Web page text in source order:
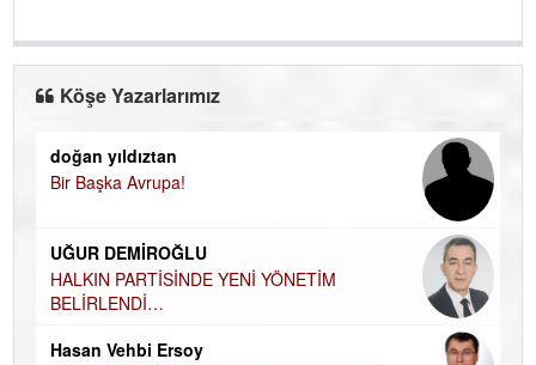
Köşe Yazarlarımız
doğan yıldıztan
Bir Başka Avrupa!
UĞUR DEMİROĞLU
HALKIN PARTİSİNDE YENİ YÖNETİM
BELİRLENDİ…
Hasan Vehbi Ersoy